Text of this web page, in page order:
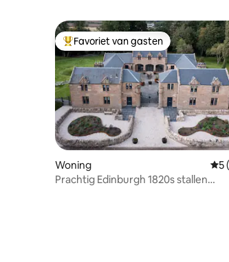
Topfavoriet van gasten
Favoriet van gasten
Woning
5
Prachtig Edinburgh 1820s stallen